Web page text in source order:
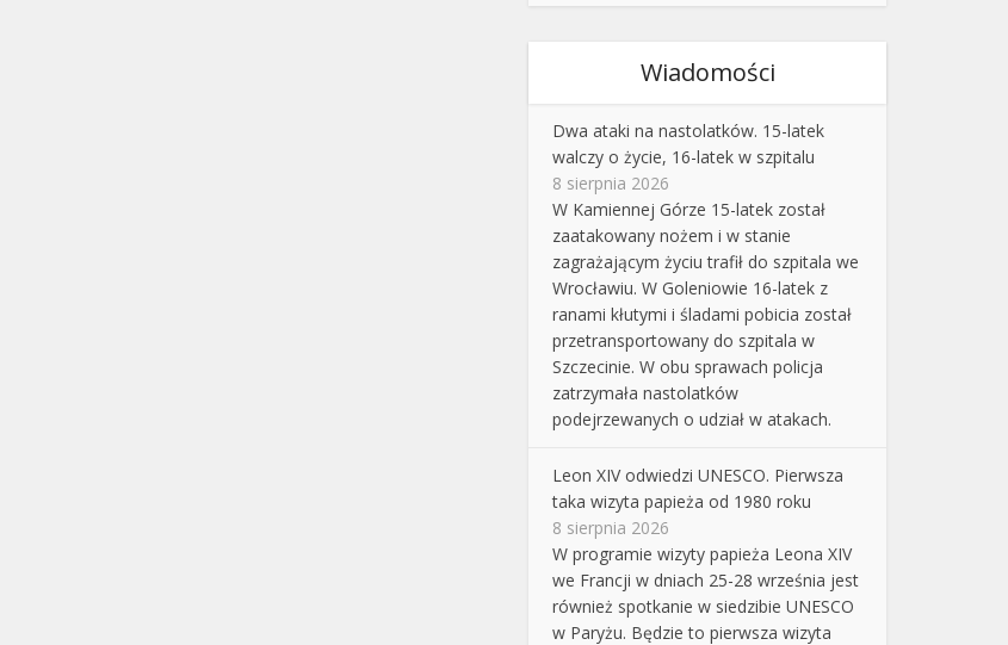
Wiadomości
Dwa ataki na nastolatków. 15-latek
walczy o życie, 16-latek w szpitalu
8 sierpnia 2026
W Kamiennej Górze 15-latek został
zaatakowany nożem i w stanie
zagrażającym życiu trafił do szpitala we
Wrocławiu. W Goleniowie 16-latek z
ranami kłutymi i śladami pobicia został
przetransportowany do szpitala w
Szczecinie. W obu sprawach policja
zatrzymała nastolatków
podejrzewanych o udział w atakach.
Leon XIV odwiedzi UNESCO. Pierwsza
taka wizyta papieża od 1980 roku
8 sierpnia 2026
W programie wizyty papieża Leona XIV
we Francji w dniach 25-28 września jest
również spotkanie w siedzibie UNESCO
w Paryżu. Będzie to pierwsza wizyta